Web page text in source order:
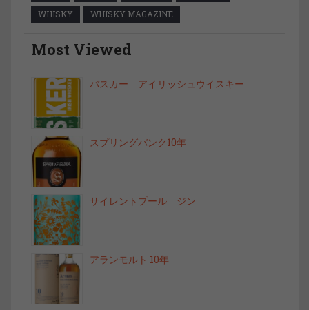
WHISKY
WHISKY MAGAZINE
Most Viewed
バスカー アイリッシュウイスキー
スプリングバンク10年
サイレントプール ジン
アランモルト 10年